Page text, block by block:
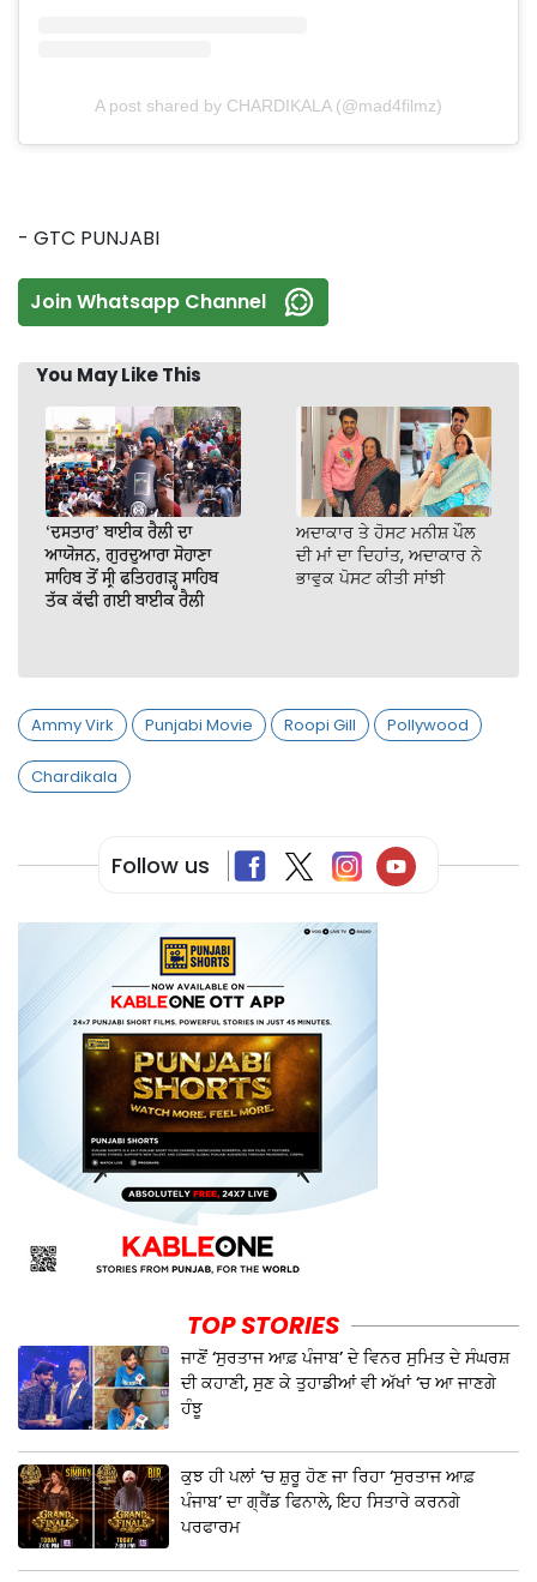
A post shared by CHARDIKALA (@mad4filmz)
- GTC PUNJABI
Join Whatsapp Channel
You May Like This
‘ਦਸਤਾਰ’ ਬਾਈਕ ਰੈਲੀ ਦਾ
ਆਯੋਜਨ, ਗੁਰਦੁਆਰਾ ਸੋਹਾਣਾ
ਸਾਹਿਬ ਤੋਂ ਸ੍ਰੀ ਫਤਿਹਗੜ੍ਹ ਸਾਹਿਬ
ਤੱਕ ਕੱਢੀ ਗਈ ਬਾਈਕ ਰੈਲੀ
ਅਦਾਕਾਰ ਤੇ ਹੋਸਟ ਮਨੀਸ਼ ਪੌਲ
ਦੀ ਮਾਂ ਦਾ ਦਿਹਾਂਤ, ਅਦਾਕਾਰ ਨੇ
ਭਾਵੁਕ ਪੋਸਟ ਕੀਤੀ ਸਾਂਝੀ
Ammy Virk Punjabi Movie Roopi Gill Pollywood
Chardikala
Follow us
TOP STORIES
ਜਾਣੋਂ ‘ਸੁਰਤਾਜ ਆਫ਼ ਪੰਜਾਬ’ ਦੇ ਵਿਨਰ ਸੁਮਿਤ ਦੇ ਸੰਘਰਸ਼
ਦੀ ਕਹਾਣੀ, ਸੁਣ ਕੇ ਤੁਹਾਡੀਆਂ ਵੀ ਅੱਖਾਂ ‘ਚ ਆ ਜਾਣਗੇ
ਹੰਝੂ
ਕੁਝ ਹੀ ਪਲਾਂ ‘ਚ ਸ਼ੁਰੂ ਹੋਣ ਜਾ ਰਿਹਾ ‘ਸੁਰਤਾਜ ਆਫ਼
ਪੰਜਾਬ’ ਦਾ ਗ੍ਰੈਂਡ ਫਿਨਾਲੇ, ਇਹ ਸਿਤਾਰੇ ਕਰਨਗੇ
ਪਰਫਾਰਮ